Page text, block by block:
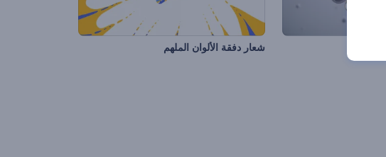
شعار دفقة الألوان الملهم